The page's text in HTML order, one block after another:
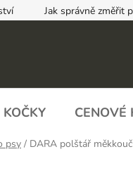
Jak správně změřit
KOČKY CENOVÉ
psy / DARA polštář